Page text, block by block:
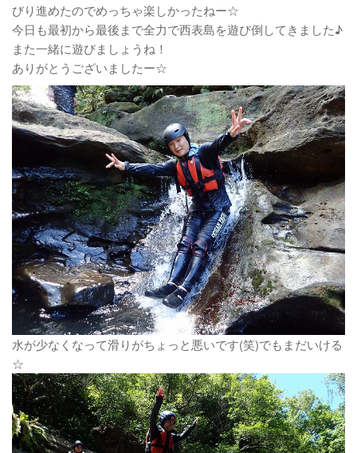
びり進めたのでめっちゃ楽しかったねー☆
今日も最初から最後まで全力で西表島を遊び倒してきました♪
また一緒に遊びましょうね！
ありがとうございましたー☆
水が少なくなって滑りがちょっと悪いです(笑)でもまだいける
☆